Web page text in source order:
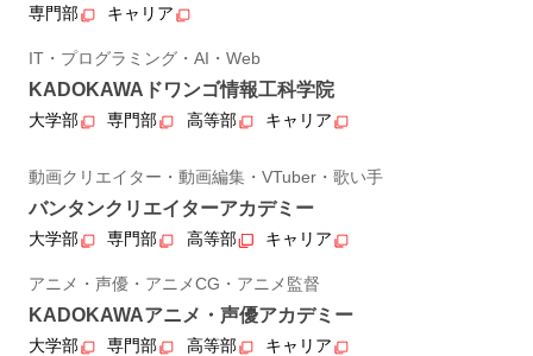
専門部 キャリア
IT・プログラミング・AI・Web
KADOKAWAドワンゴ情報工科学院
大学部 専門部 高等部 キャリア
動画クリエイター・動画編集・VTuber・歌い手
バンタンクリエイターアカデミー
大学部 専門部 高等部 キャリア
アニメ・声優・アニメCG・アニメ監督
KADOKAWAアニメ・声優アカデミー
大学部 専門部 高等部 キャリア